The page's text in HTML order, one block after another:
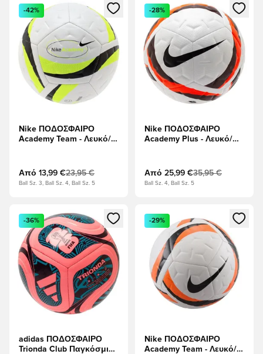
Ανοίγει ένα Modal για να συνδεθείτε ή να εγγραφείτε ως
-42%
Nike ΠΟΔΟΣΦΑΙΡΟ
Academy Team - Λευκό/
Από 13,99 €23,95 €
Ball Sz. 3, Ball Sz. 4, Ball Sz. 5
Ανοίγει ένα Modal για να
-28%
Nike ΠΟΔΟΣΦΑΙΡΟ
Academy Plus - Λευκό/
Από 25,99 €35,95 €
Ball Sz. 4, Ball Sz. 5
Ανοίγει ένα Modal για να συνδεθείτε ή να εγγραφείτε ως
-36%
adidas ΠΟΔΟΣΦΑΙΡΟ
Trionda Club Παγκόσμιο
Ανοίγει ένα Modal για να
-29%
Nike ΠΟΔΟΣΦΑΙΡΟ
Academy Team - Λευκό/